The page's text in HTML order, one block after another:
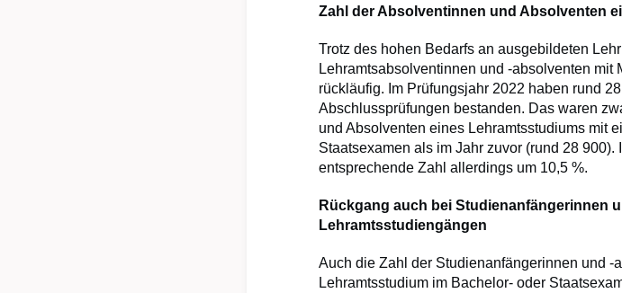
Zahl der Absolventinnen und Absolventen
Trotz des hohen Bedarfs an ausgebildeten
Lehramtsabsolventinnen und -absolventen mit
rückläufig. Im Prüfungsjahr 2022 haben rund
Abschlussprüfungen bestanden. Das waren
und Absolventen eines Lehramtsstudiums mit
Staatsexamen als im Jahr zuvor (rund 28
entsprechende Zahl allerdings um 10,5 %.
Rückgang auch bei Studienanfängerinnen
Lehramtsstudiengängen
Auch die Zahl der Studienanfängerinnen und -
Lehramtsstudium im Bachelor- oder